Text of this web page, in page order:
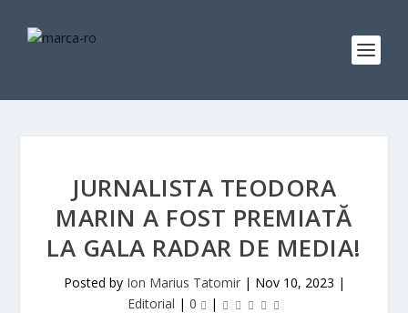
JURNALISTA TEODORA
MARIN A FOST PREMIATĂ
LA GALA RADAR DE MEDIA!
Posted by Ion Marius Tatomir| Nov 10, 2023 |
Editorial | 0 |